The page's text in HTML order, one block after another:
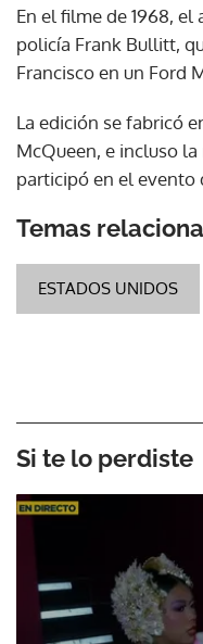
En el filme de 1968,
policía Frank Bullitt,
Francisco en un Ford
La edición se fabricó
McQueen, e incluso
participó en el evento
Temas
ESTADOS UNIDOS
Si te lo perdiste